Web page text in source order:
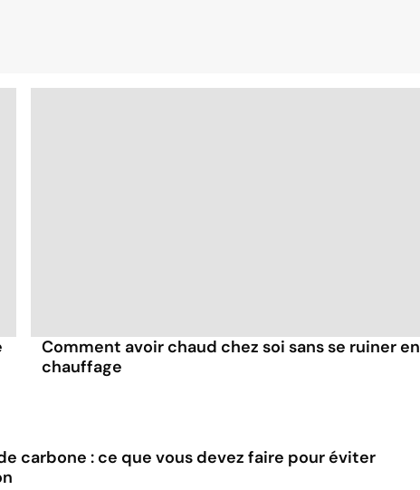
Comment avoir chaud chez soi sans se ruiner en
chauffage
carbone : ce que vous devez faire pour éviter